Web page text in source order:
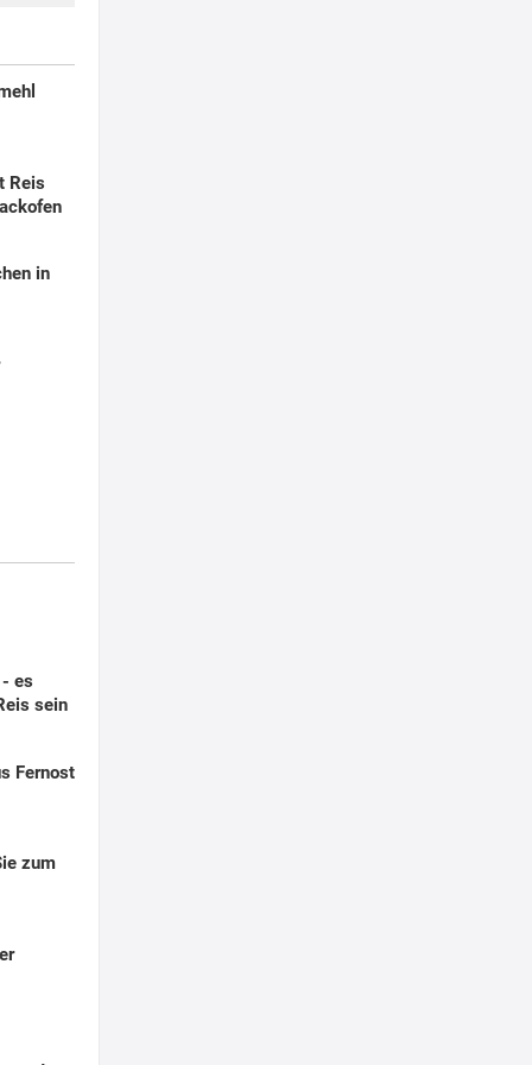
Reis
in
es
sein
Fernost
zum